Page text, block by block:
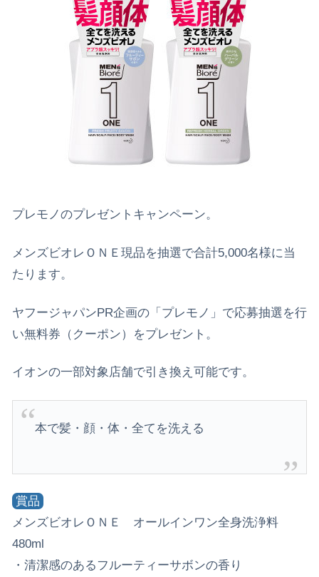
プレモノのプレゼントキャンペーン。
メンズビオレＯＮＥ現品を抽選で合計5,000名様に当
たります。
ヤフージャパンPR企画の「プレモノ」で応募抽選を行
い無料券（クーポン）をプレゼント。
イオンの一部対象店舗で引き換え可能です。
本で髪・顔・体・全てを洗える
賞品
メンズビオレＯＮＥ オールインワン全身洗浄料
480ml
・清潔感のあるフルーティーサボンの香り